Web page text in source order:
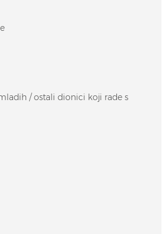
/ ostali dionici koji rade s